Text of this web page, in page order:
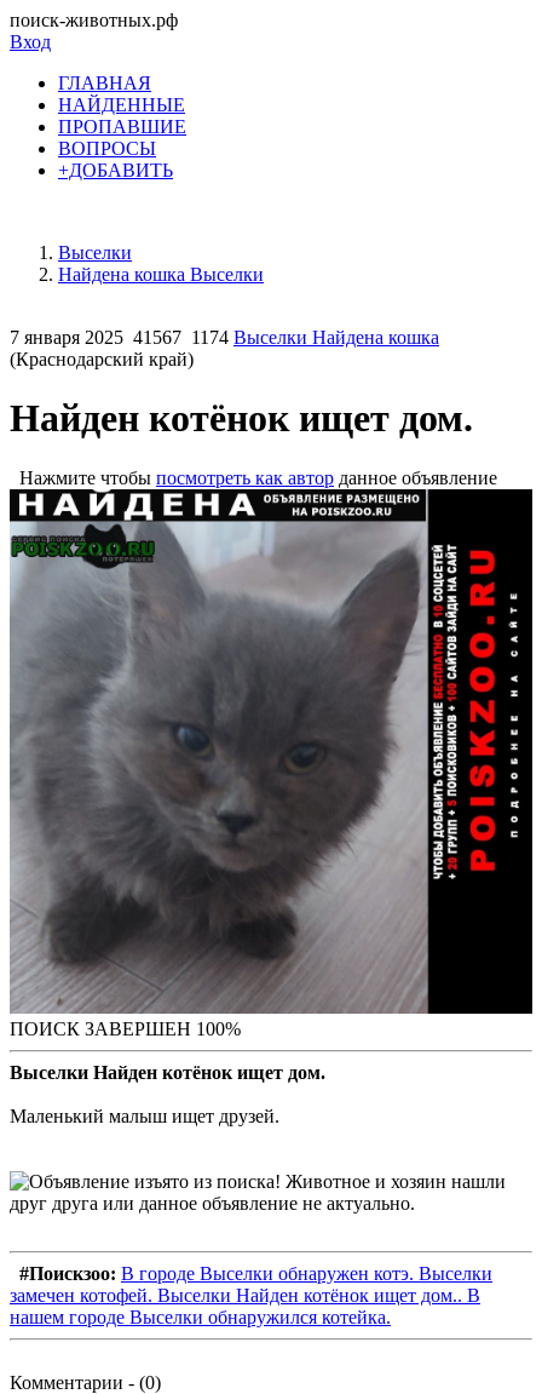
поиск-животных.рф
Вход
ГЛАВНАЯ
НАЙДЕННЫЕ
ПРОПАВШИЕ
ВОПРОСЫ
+ДОБАВИТЬ
Выселки
Найдена кошка Выселки
7 января 2025 41567 1174 Выселки Найдена кошка
(Краснодарский край)
Найден котёнок ищет дом.
Нажмите чтобы посмотреть как автор данное объявление
ПОИСК ЗАВЕРШЕН 100%
Выселки Найден котёнок ищет дом.
Маленький малыш ищет друзей.
#Поискзоо: В городе Выселки обнаружен котэ. Выселки
замечен котофей. Выселки Найден котёнок ищет дом.. В
нашем городе Выселки обнаружился котейка.
Комментарии - (0)